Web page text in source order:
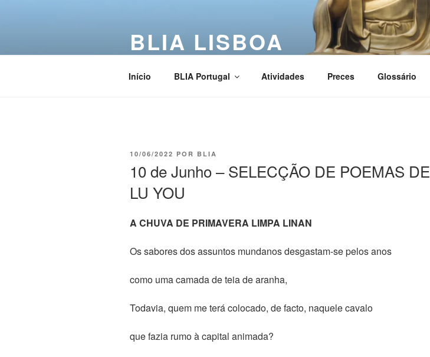
BLIA LISBOA
Início BLIA Portugal Atividades Preces Glossário
10/06/2022 POR BLIA
10 de Junho – SELECÇÃO DE POEMAS DE
LU YOU
A CHUVA DE PRIMAVERA LIMPA LINAN
Os sabores dos assuntos mundanos desgastam-se pelos anos
como uma camada de teia de aranha,
Todavia, quem me terá colocado, de facto, naquele cavalo
que fazia rumo à capital animada?